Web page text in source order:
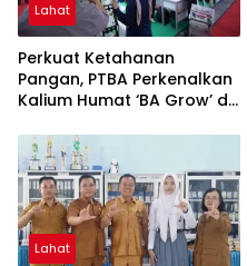
Lahat
Perkuat Ketahanan
Pangan, PTBA Perkenalkan
Kalium Humat ‘BA Grow’ di
Lahat